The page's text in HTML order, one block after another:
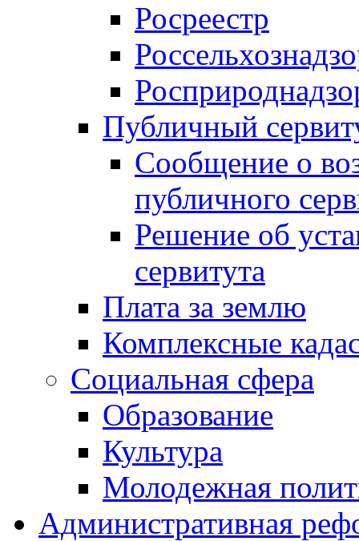
Росреестр
Публичный
Сообщение о
публичного
Решение об
сервитута
Плата за землю
Комплексные
Социальная сфера
Образование
Культура
Молодежная
Административная